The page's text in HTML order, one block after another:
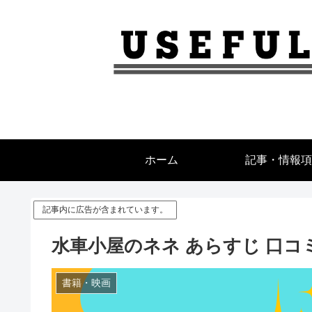
ホーム 記事・情報
記事内に広告が含まれています。
水車小屋のネネ あらすじ 口コ
書籍・映画